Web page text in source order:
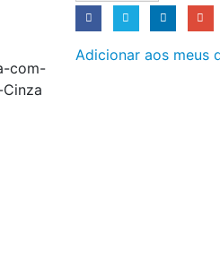
Adicionar aos meus